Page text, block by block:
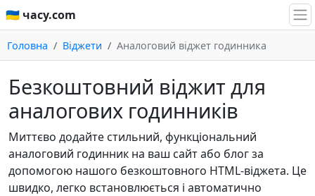
🇺🇦 часу.com
Головна Віджети Аналоговий віджет годинника
Безкоштовний віджит для
аналогових годинників
Миттєво додайте стильний, функціональний
аналоговий годинник на ваш сайт або блог за
допомогою нашого безкоштовного HTML-віджета. Це
швидко, легко встановлюється і автоматично